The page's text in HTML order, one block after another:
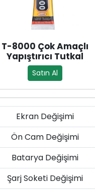
T-8000 Çok Amaçlı
Yapıştırıcı Tutkal
Satın Al
Ekran Değişimi
Ön Cam Değişimi
Batarya Değişimi
Şarj Soketi Değişimi